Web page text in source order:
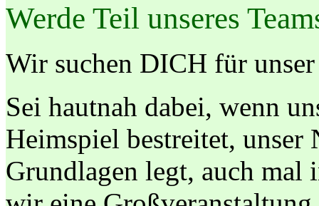
Werde Teil unseres
Wir suchen DICH für unser
Sei hautnah dabei, wenn
Heimspiel bestreitet,
Grundlagen legt, auch mal